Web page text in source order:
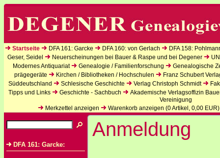
Startseite DFA 161: Garcke DFA 160: von Gerlach
DFA 158:
Geser, Seidel
Neuerscheinungen bei Bauer & Raspe und bei Degener
Modernes Antiquariat
Genealogie / Familienforschung
Genealogische
prägegeräte
Kirchen / Bibliotheken / Hochschulen
Franz Schubert
Süddeutschland
Schlesische Geschichte Verlag Christoph Schmidt
Tipps und Links
Geschichte - Sachbuch
Akademische Verlagsoffizin
Vereinigung
Merkzettel anzeigen
Warenkorb anzeigen (0Artikel, 0,00 EUR)
DFA 161: Garcke:
Anmeldung